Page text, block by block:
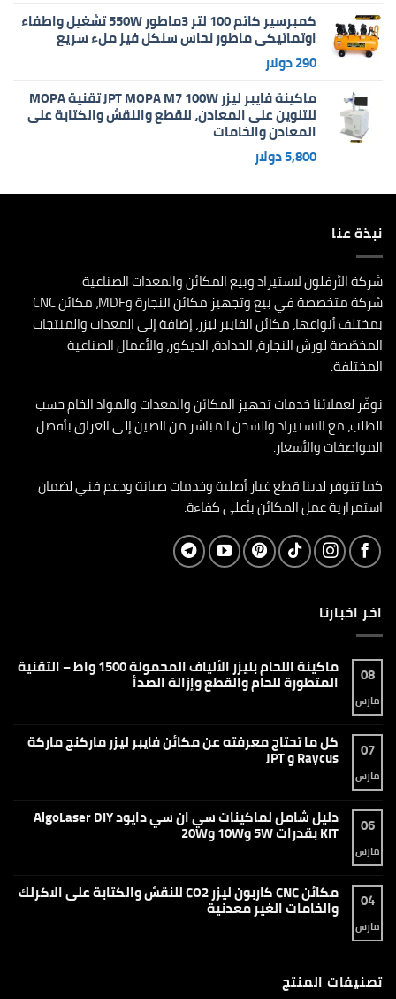
كمبرسير كاتم 100 لتر 3ماطور 550W تشغيل واطفاء
اوتماتيكي ماطور نحاس سنكل فيز ملء سريع
290دولار
ماكينة فايبر ليزر JPT MOPA M7 100W تقنية MOPA
للتلوين على المعادن، للقطع والنقش والكتابة على
المعادن والخامات
5,800دولار
نبذة عنا
شركة الأرفلون لاستيراد وبيع المكائن والمعدات الصناعية
شركة متخصصة في بيع وتجهيز مكائن النجارة وMDF، مكائن CNC
بمختلف أنواعها، مكائن الفايبر ليزر، إضافة إلى المعدات والمنتجات
المخصّصة لورش النجارة، الحدادة، الديكور، والأعمال الصناعية
المختلفة.
نوفّر لعملائنا خدمات تجهيز المكائن والمعدات والمواد الخام حسب
الطلب، مع الاستيراد والشحن المباشر من الصين إلى العراق بأفضل
المواصفات والأسعار.
كما تتوفر لدينا قطع غيار أصلية وخدمات صيانة ودعم فني لضمان
استمرارية عمل المكائن بأعلى كفاءة.
اخر اخبارنا
08
مارس
ماكينة اللحام بليزر الألياف المحمولة 1500 واط – التقنية
المتطورة للحام والقطع وإزالة الصدأ
ماكينة
اللحام
بليزر
–
التقنية
المتطورة
07
مارس
كل ما تحتاج معرفته عن مكائن فايبر ليزر ماركنج ماركة
Raycus و JPT
كل
ما
تحتاج
ليزر
ماركنج
ماركة
06
مارس
دليل شامل لماكينات سي ان سي دايود AlgoLaser DIY
KIT بقدرات 5W و10W و20W
دليل
شامل
لماكينات
DIY
KIT
04
مارس
مكائن CNC كاربون ليزر CO2 للنقش والكتابة على الاكرلك
والخامات الغير معدنية
CNC
كاربون
تصنيفات المنتج